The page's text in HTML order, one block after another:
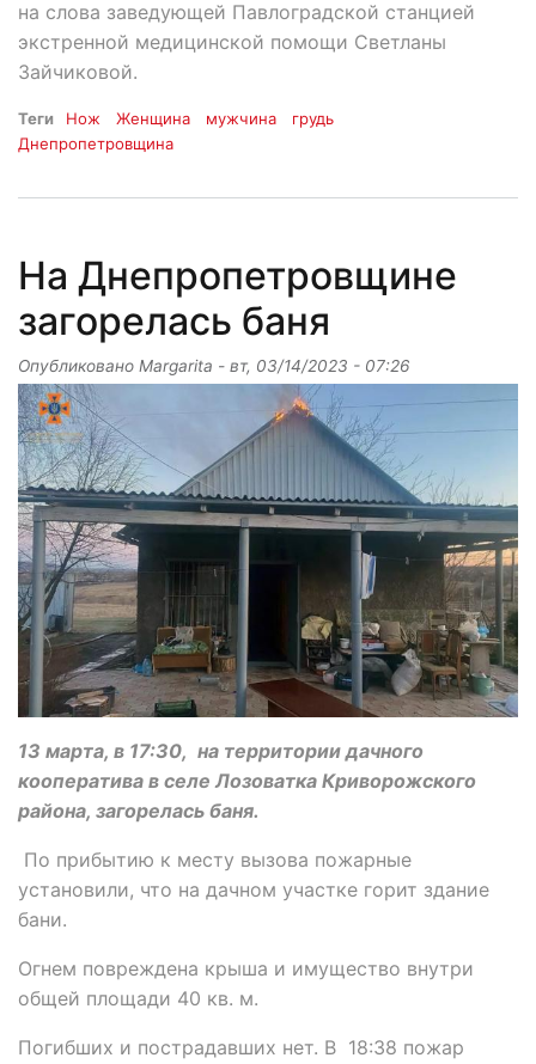
на слова заведующей Павлоградской станцией
экстренной медицинской помощи Светланы
Зайчиковой.
Теги Нож Женщина мужчина
грудь
Днепропетровщина
На Днепропетровщине
загорелась баня
Опубликовано Margarita - вт, 03/14/2023 - 07:26
13 марта, в 17:30, на территории дачного
кооператива в селе Лозоватка Криворожского
района, загорелась баня.
По прибытию к месту вызова пожарные
установили, что на дачном участке горит здание
бани.
Огнем повреждена крыша и имущество внутри
общей площади 40 кв. м.
Погибших и пострадавших нет. В 18:38 пожар